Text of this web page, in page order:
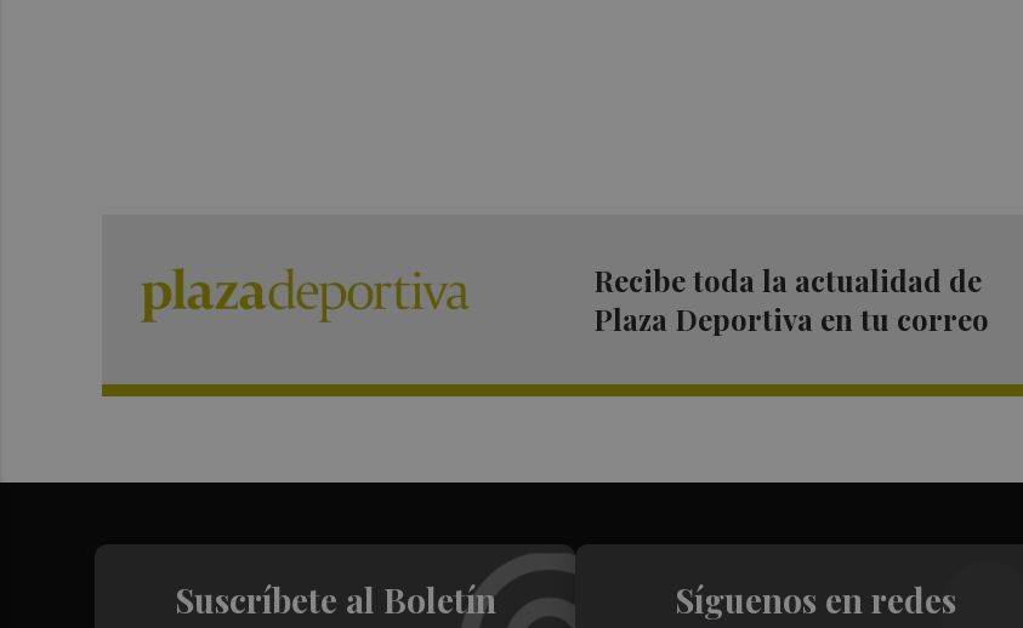
Recibe toda la actualidad de
Plaza Deportiva en tu correo
Suscríbete al Boletín Síguenos en redes